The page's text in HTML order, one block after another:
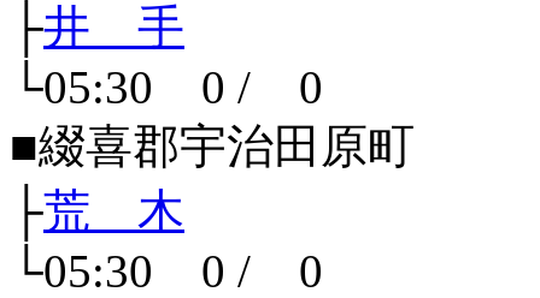
├井 手
└05:30 0 / 0
■綴喜郡宇治田原町
├荒 木
└05:30 0 / 0